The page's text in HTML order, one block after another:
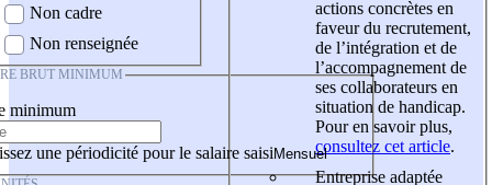
Non cadre
Non renseignée
BRUT MINIMUM
minimum
une périodicité pour le salaire saisi
actions concrètes en
faveur du recrutement,
de l’intégration et de
l’accompagnement de
ses collaborateurs en
situation de handicap.
Pour en savoir plus,
consultez cet article.
Entreprise adaptée